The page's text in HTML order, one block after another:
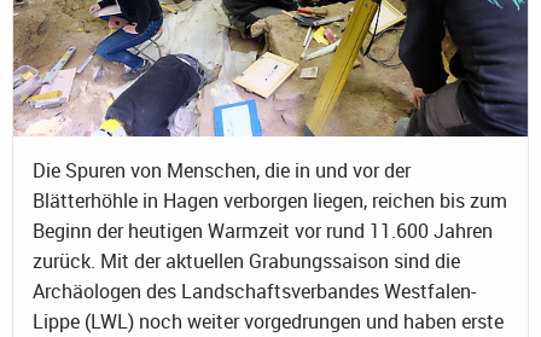
Die Spuren von Menschen, die in und vor der
Blätterhöhle in Hagen verborgen liegen, reichen bis zum
Beginn der heutigen Warmzeit vor rund 11.600 Jahren
zurück. Mit der aktuellen Grabungssaison sind die
Archäologen des Landschaftsverbandes Westfalen-
Lippe (LWL) noch weiter vorgedrungen und haben erste